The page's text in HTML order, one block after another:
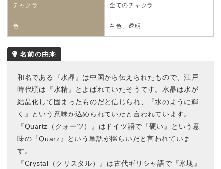
チャクラ 全てのチャクラ
色 白色、透明
和名である『水晶』は中国から伝えられたもので、江戸
時代頃は『水精』とよばれていたそうです。水晶は水が
結晶化して固まったものだと信じられ、『水のように輝
く』という意味が込められていたと言われています。
『Quartz（クォーツ）』はドイツ語で『硬い』という意
味の『Quarz』という単語が揺らいだと言われていま
す。
『Crystal（クリスタル）』は古代ギリシャ語で『氷塊』